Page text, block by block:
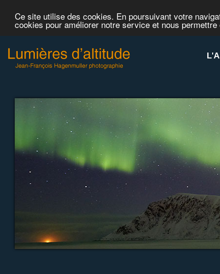
Ce site utilise des cookies. En poursuivant votre
cookies pour améliorer notre service et nous